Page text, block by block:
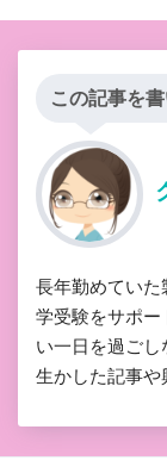
この記事を
長年勤めていた
学受験をサポー
い一日を過ご
生かした記事や